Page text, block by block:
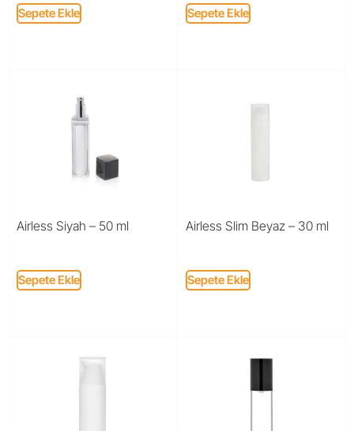
Sepete Ekle Sepete Ekle
Airless Siyah – 50 ml
Sepete Ekle
Airless Slim Beyaz – 30 ml
Sepete Ekle